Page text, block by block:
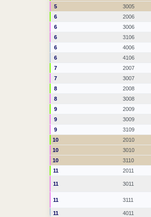
5
3005
6
2006
6
3006
6
3106
6
4006
6
4106
7
2007
7
3007
8
2008
8
3008
9
2009
9
3009
9
3109
10
2010
10
3010
10
3110
11
2011
11 3011
11 3111
11 4011